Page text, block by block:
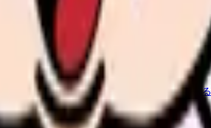
から、次に見るべき記事と相談先を出します。
整理します。進む 給料コンパスで比較する
だけの問題か確かめられます。 進む